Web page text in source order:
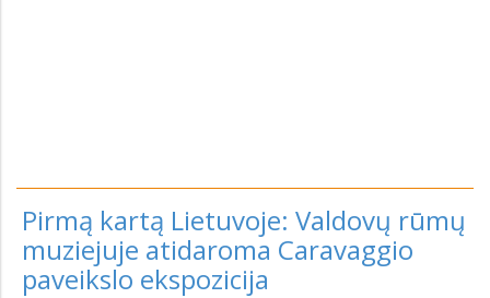
Pirmą kartą Lietuvoje: Valdovų rūmų
muziejuje atidaroma Caravaggio
paveikslo ekspozicija